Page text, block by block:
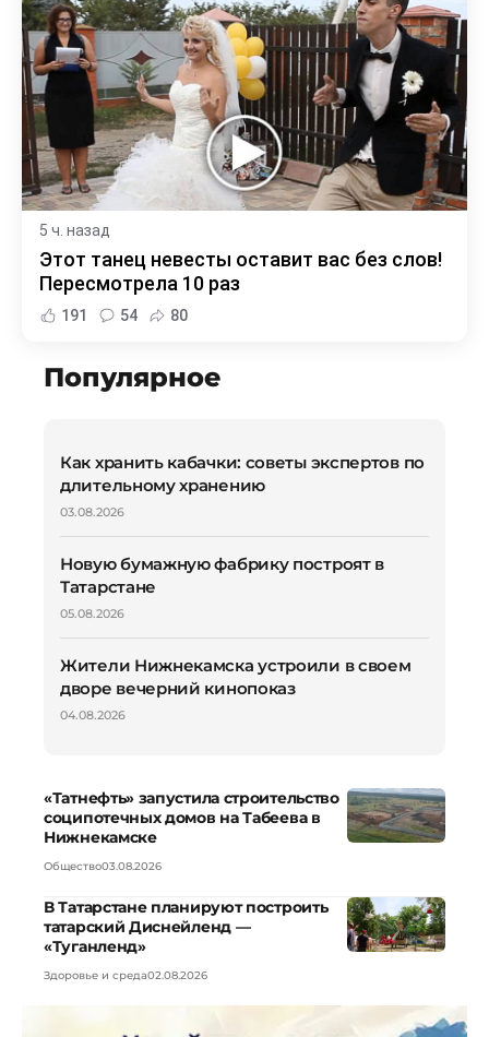
5 ч. назад
Этот танец невесты оставит вас без слов!
Пересмотрела 10 раз
191 54 80
Популярное
Как хранить кабачки: советы экспертов по
длительному хранению
03.08.2026
Новую бумажную фабрику построят в
Татарстане
05.08.2026
Жители Нижнекамска устроили в своем
дворе вечерний кинопоказ
04.08.2026
«Татнефть» запустила строительство
соципотечных домов на Табеева в
Нижнекамске
Общество03.08.2026
В Татарстане планируют построить
татарский Диснейленд —
«Туганленд»
Здоровье и среда02.08.2026